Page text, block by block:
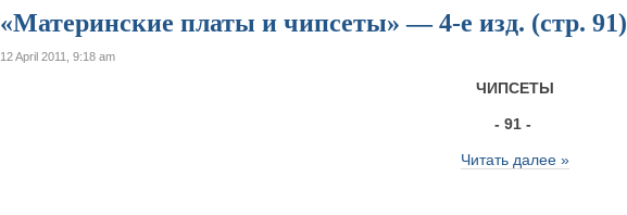
«Материнские платы и чипсеты» — 4-е изд. (стр. 91)
12 April 2011, 9:18 am
ЧИПСЕТЫ
- 91 -
Читать далее »